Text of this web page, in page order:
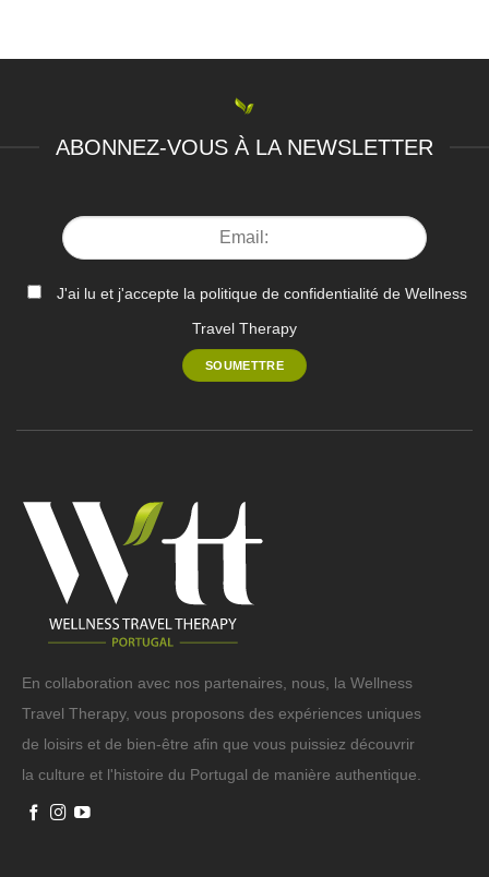
ABONNEZ-VOUS À LA NEWSLETTER
J'ai lu et j'accepte la politique de confidentialité de Wellness
Travel Therapy
En collaboration avec nos partenaires, nous, la Wellness
Travel Therapy, vous proposons des expériences uniques
de loisirs et de bien-être afin que vous puissiez découvrir
la culture et l'histoire du Portugal de manière authentique.